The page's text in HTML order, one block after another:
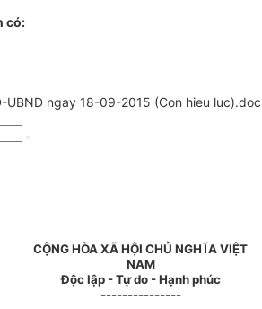
có:
ngay 18-09-2015 (Con hieu luc).doc
CỘNG HÒA XÃ HỘI CHỦ NGHĨA VIỆT
NAM
Độc lập - Tự do - Hạnh phúc
---------------